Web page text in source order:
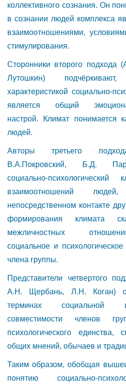
коллективного сознания. Он
в сознании людей комплекса
взаимоотношениями,
стимулирования.
Сторонники второго подхода
Лутошкин)
характеристикой социально-
является общий
настрой. Климат понимается
людей.
Авторы третьего
В.А.Покровский, Б.Д.
социально-
взаимоотношений
непосредственном контакте
формирования климата
межличностных
социальное и
члена группы.
Представители четвертого
А.Н. Щербань, Л.Н. Коган)
терминах социальной и
совместимости членов
психологического единства,
общих мнений, обычаев и
Таким образом, обобщая
понятию социально-